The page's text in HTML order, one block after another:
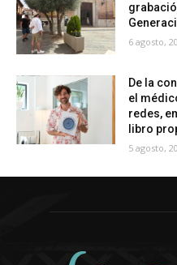
6 agosto,
De la
el
redes,
libro
5 agosto,